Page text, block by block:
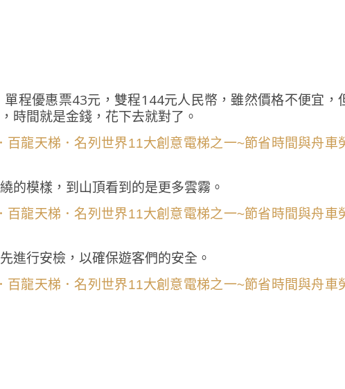
程優惠票43元，雙程144元人民幣，雖然價格不便宜，
時間就是金錢，花下去就對了。
的模樣，到山頂看到的是更多雲霧。
進行安檢，以確保遊客們的安全。